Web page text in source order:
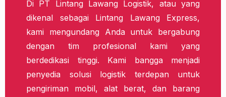
Di PT Lintang Lawang Logistik, atau yang
dikenal sebagai Lintang Lawang Express,
kami mengundang Anda untuk bergabung
dengan tim profesional kami yang
berdedikasi tinggi. Kami bangga menjadi
penyedia solusi logistik terdepan untuk
pengiriman mobil, alat berat, dan barang